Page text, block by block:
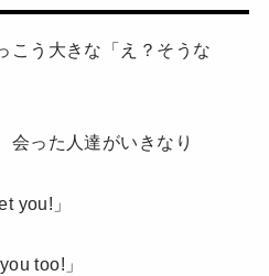
こう大きな「え？そうな
会った人達がいきなり
you!」
too!」